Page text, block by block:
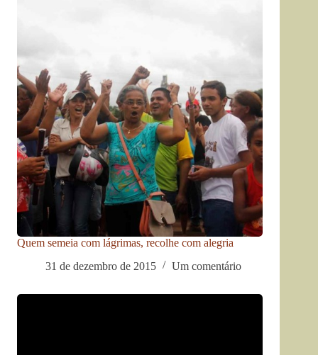
Quem semeia com lágrimas, recolhe com alegria
31 de dezembro de 2015
Um comentário